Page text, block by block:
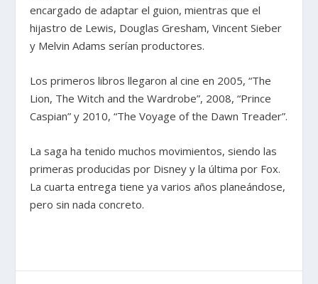
encargado de adaptar el guion, mientras que el
hijastro de Lewis, Douglas Gresham, Vincent Sieber
y Melvin Adams serían productores.
Los primeros libros llegaron al cine en 2005, “The
Lion, The Witch and the Wardrobe”, 2008, “Prince
Caspian” y 2010, “The Voyage of the Dawn Treader”.
La saga ha tenido muchos movimientos, siendo las
primeras producidas por Disney y la última por Fox.
La cuarta entrega tiene ya varios años planeándose,
pero sin nada concreto.